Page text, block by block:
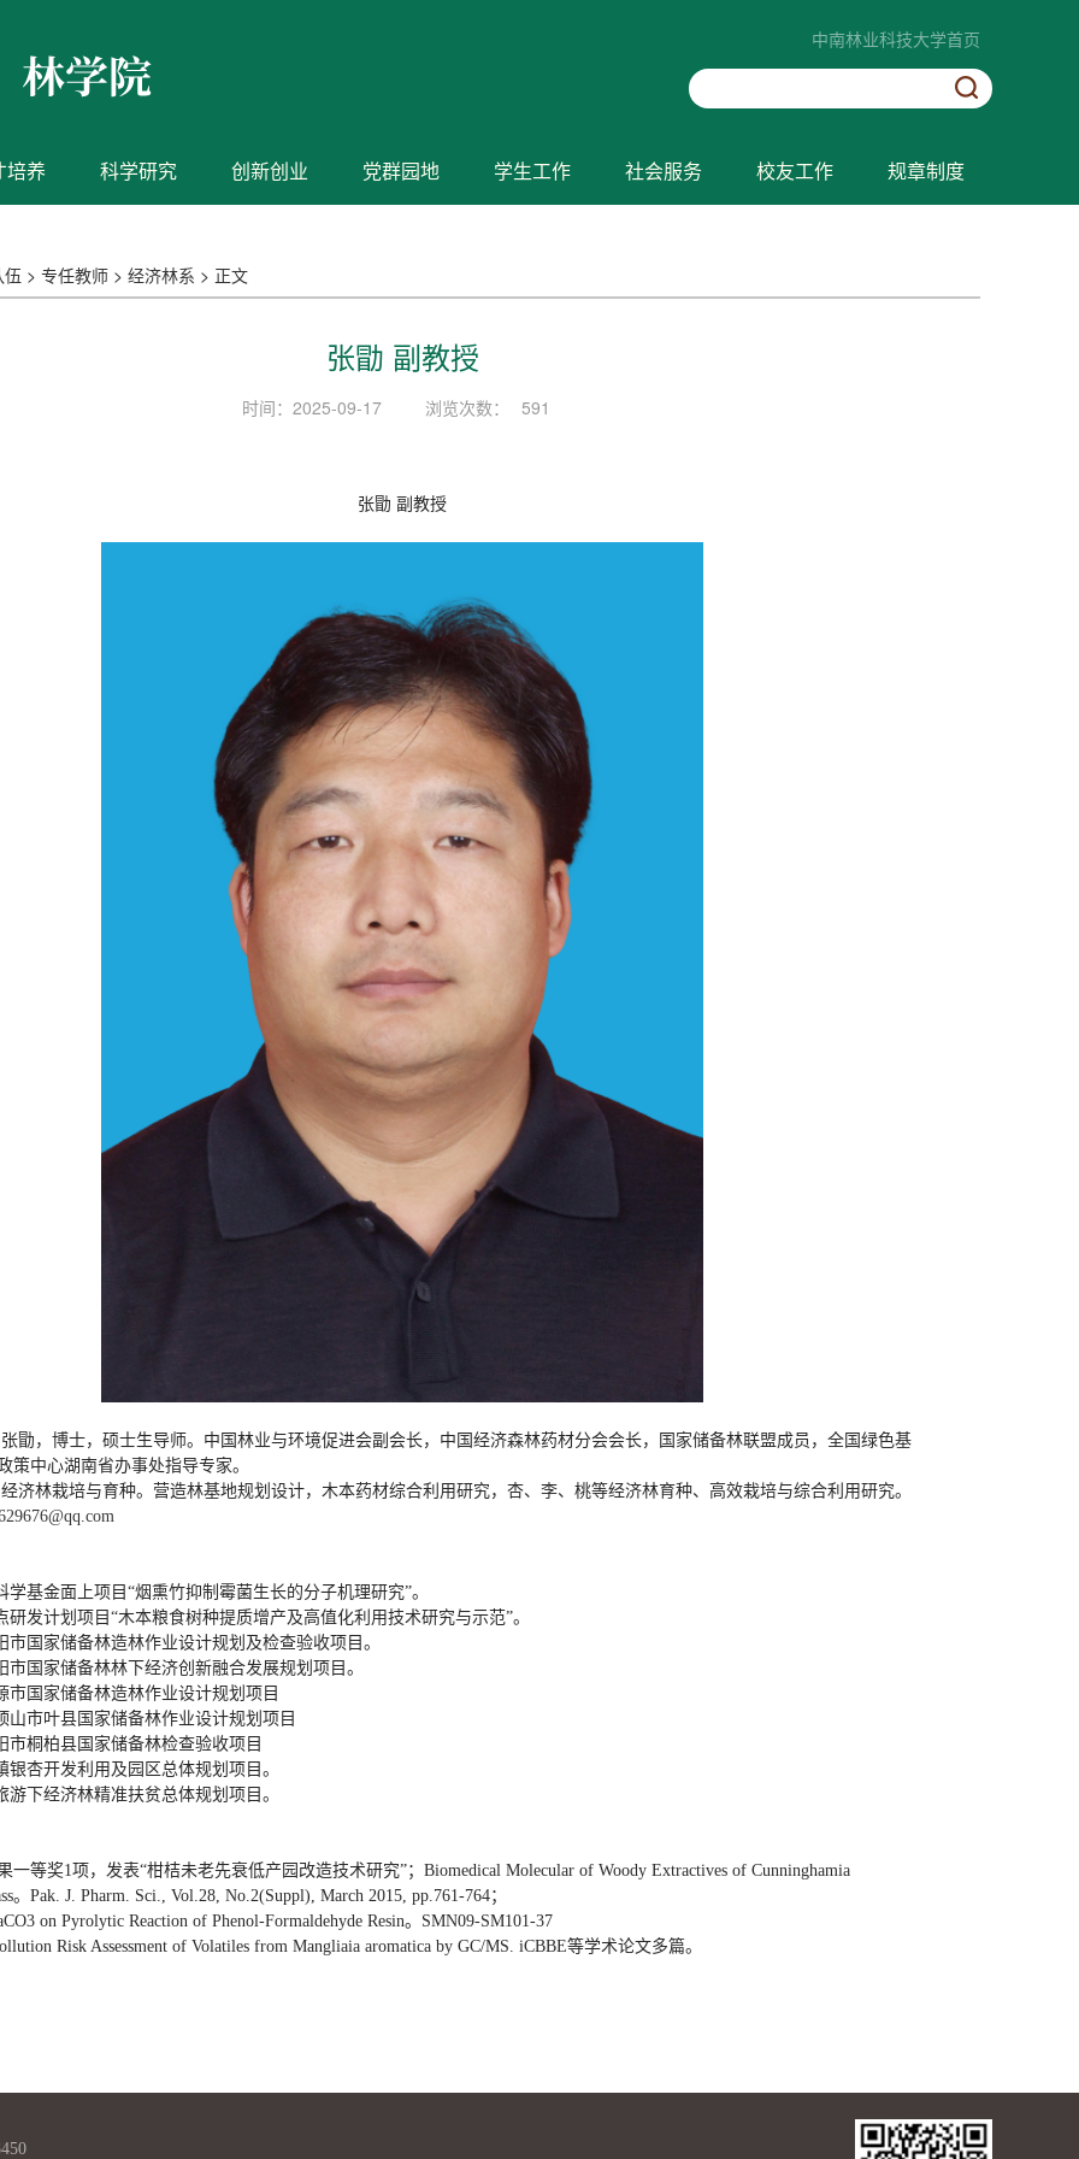
中南林业科技大学首页
培养 科学研究 创新创业 党群园地 学生工作 社会服务 校友工作 规章制度
伍 > 专任教师 > 经济林系 > 正文
张勖 副教授
时间：2025-09-17 浏览次数： 591
张勖 副教授
张勖，博士，硕士生导师。中国林业与环境促进会副会长，中国经济森林药材分会会长，国家储备林联盟成员，全国绿色基
策中心湖南省办事处指导专家。
经济林栽培与育种。营造林基地规划设计，木本药材综合利用研究，杏、李、桃等经济林育种、高效栽培与综合利用研究。
学基金面上项目“烟熏竹抑制霉菌生长的分子机理研究”。
研发计划项目“木本粮食树种提质增产及高值化利用技术研究与示范”。
市国家储备林造林作业设计规划及检查验收项目。
市国家储备林林下经济创新融合发展规划项目。
市国家储备林造林作业设计规划项目
山市叶县国家储备林作业设计规划项目
市桐柏县国家储备林检查验收项目
银杏开发利用及园区总体规划项目。
游下经济林精准扶贫总体规划项目。
一等奖1项，发表“柑桔未老先衰低产园改造技术研究”； Biomedical Molecular of Woody Extractives of Cunninghamia
。 Pak. J. Pharm. Sci., Vol.28, No.2(Suppl), March 2015, pp.761-764；
on Pyrolytic Reaction of Phenol-Formaldehyde Resin。 SMN09-SM101-37
Risk Assessment of Volatiles from Mangliaia aromatica by GC/MS. iCBBE等学术论文多篇。